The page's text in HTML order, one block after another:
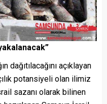
dağıtılacağını açıklayan
potansiyeli olan ilimiz
sazanı olarak bilinen